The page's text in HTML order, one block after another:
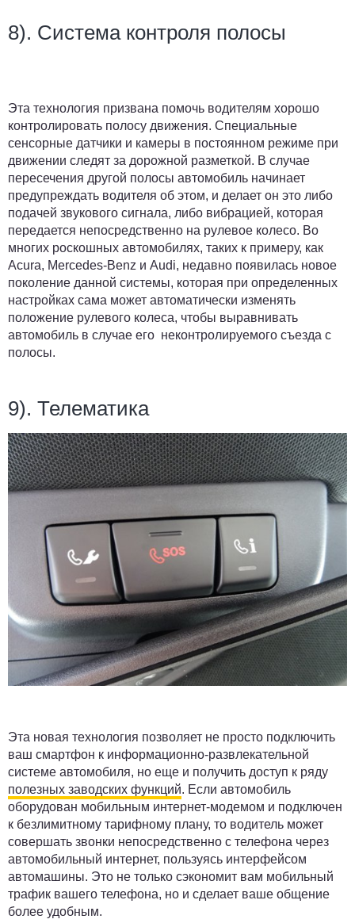
8). Система контроля полосы
Эта технология призвана помочь водителям хорошо
контролировать полосу движения. Специальные
сенсорные датчики и камеры в постоянном режиме при
движении следят за дорожной разметкой. В случае
пересечения другой полосы автомобиль начинает
предупреждать водителя об этом, и делает он это либо
подачей звукового сигнала, либо вибрацией, которая
передается непосредственно на рулевое колесо. Во
многих роскошных автомобилях, таких к примеру, как
Acura, Mercedes-Benz и Audi, недавно появилась новое
поколение данной системы, которая при определенных
настройках сама может автоматически изменять
положение рулевого колеса, чтобы выравнивать
автомобиль в случае его неконтролируемого съезда с
полосы.
9). Телематика
Эта новая технология позволяет не просто подключить
ваш смартфон к информационно-развлекательной
системе автомобиля, но еще и получить доступ к ряду
полезных заводских функций. Если автомобиль
оборудован мобильным интернет-модемом и подключен
к безлимитному тарифному плану, то водитель может
совершать звонки непосредственно с телефона через
автомобильный интернет, пользуясь интерфейсом
автомашины. Это не только сэкономит вам мобильный
трафик вашего телефона, но и сделает ваше общение
более удобным.